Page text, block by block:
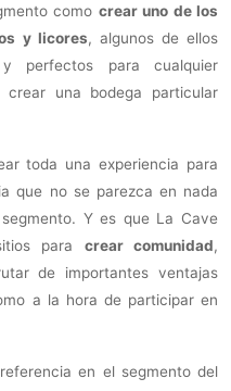
como crear uno de los
y licores, algunos de ellos
perfectos para cualquier
una bodega particular
toda una experiencia para
que no se parezca en nada
Y es que La Cave
para crear comunidad,
de importantes ventajas
a la hora de participar en
en el segmento del